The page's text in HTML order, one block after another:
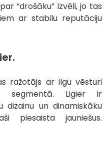
“drošāku” izvēli, jo tas
ar stabilu reputāciju
ražotājs ar ilgu vēsturi
segmentā. Ligier ir
un dinamiskāku
piesaista jauniešus.